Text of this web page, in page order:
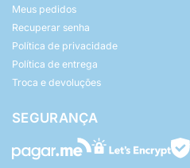
Meus pedidos
Recuperar senha
Política de privacidade
Política de entrega
Troca e devoluções
SEGURANÇA